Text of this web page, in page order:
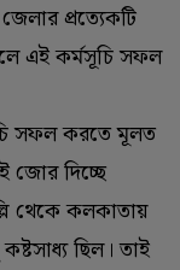
প্রত্যেকটি
এই কর্মসূচি সফল
সফল করতে মূলত
জোর দিচ্ছে
থেকে কলকাতায়
ছিল। তাই